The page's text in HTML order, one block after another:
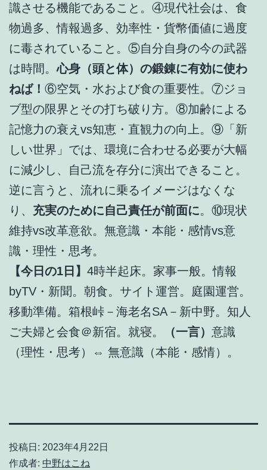
識させる機能であること。④現代社会は、食
物過多、情報過多、効率性・貨幣価値に過度
に毒されていること。⑤自分自身の今の武器
は時間。心身（頭と体）の鍛錬に有効に使わ
ねば！ ⑥空気・水および食の重要性。⑦ジョ
ブ型の限界とその打ち破り方。⑧加齢による
記憶力の衰えvs知恵・直観力の向上。⑨「新
しい世界」では、環境に合わせる必要が大幅
に減少し、自己流を存分に演出できること。
逆に言うと、流れに乗るイメージはなくな
り、 充実のために自己責任が前面に。⑩現状
維持vs改革意欲。無意識・本能・感情vs意
識・理性・思考。
【今日の1日】 4時半起床。家事一般。情報
byTV・新聞。朝食。サイト運営。庭園運営。
移動準備。箱根峠－海老名SA－新中野。知人
ご夫婦と会食＠新宿。就寝。
（一言） 意識
（理性・思考）⇔ 無意識（本能・感情）。
投稿日: 2023年4月22日
作成者: 中野はこね